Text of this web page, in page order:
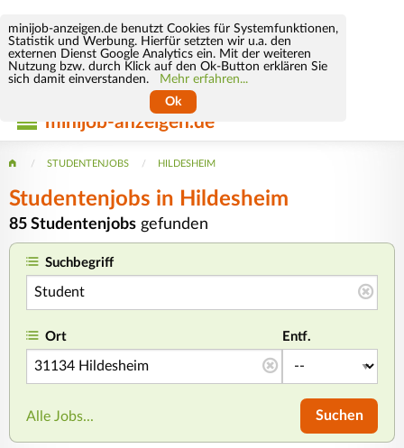
minijob-anzeigen.de benutzt Cookies für Systemfunktionen,
Statistik und Werbung. Hierfür setzten wir u.a. den
externen Dienst Google Analytics ein. Mit der weiteren
Nutzung bzw. durch Klick auf den Ok-Button erklären Sie
sich damit einverstanden.
Mehr erfahren...
Ok
minijob-anzeigen.de
STUDENTENJOBS HILDESHEIM
Studentenjobs in Hildesheim
85 Studentenjobs gefunden
Suchbegriff
Ort Entf.
Alle Jobs... Suchen